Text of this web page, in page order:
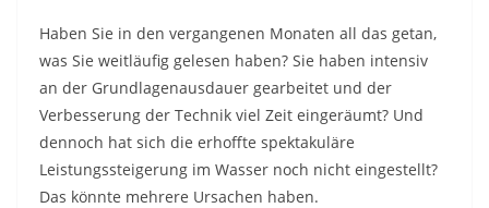
Haben Sie in den vergangenen Monaten all das getan,
was Sie weitläufig gelesen haben? Sie haben intensiv
an der Grundlagenausdauer gearbeitet und der
Verbesserung der Technik viel Zeit eingeräumt? Und
dennoch hat sich die erhoffte spektakuläre
Leistungssteigerung im Wasser noch nicht eingestellt?
Das könnte mehrere Ursachen haben.